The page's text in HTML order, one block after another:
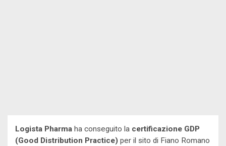
Logista Pharma ha conseguito la certificazione GDP
(Good Distribution Practice) per il sito di Fiano Romano